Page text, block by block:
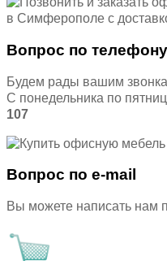
Вопрос по телефону
Будем рады вашим
С понедельника по
107
Вопрос по e-mail
Вы можете написать нам